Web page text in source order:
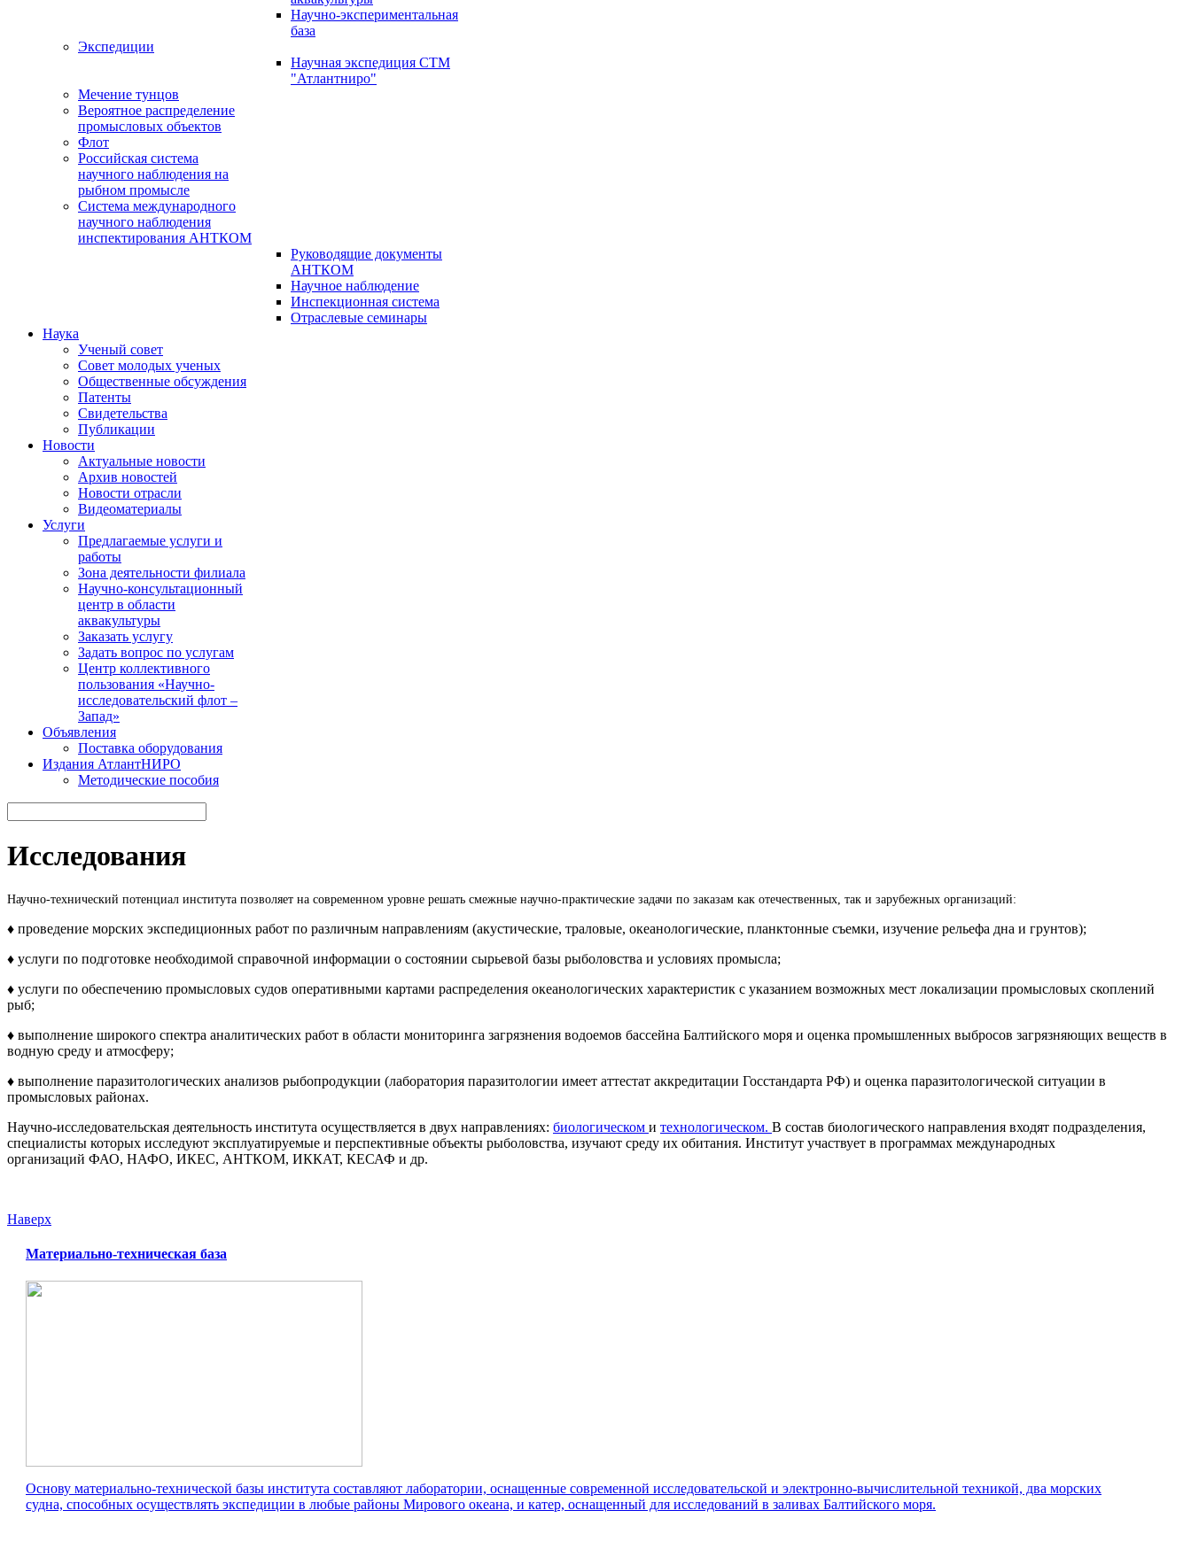
Научно-экспериментальная
база
Экспедиции
Научная экспедиция СТМ
"Атлантниро"
Мечение тунцов
Вероятное распределение
промысловых объектов
Флот
Российская система
научного наблюдения на
рыбном промысле
Система международного
научного наблюдения
инспектирования АНТКОМ
Руководящие документы
АНТКОМ
Научное наблюдение
Инспекционная система
Отраслевые семинары
Наука
Ученый совет
Совет молодых ученых
Общественные обсуждения
Патенты
Свидетельства
Публикации
Новости
Актуальные новости
Архив новостей
Новости отрасли
Видеоматериалы
Услуги
Предлагаемые услуги и
работы
Зона деятельности филиала
Научно-консультационный
центр в области
аквакультуры
Заказать услугу
Задать вопрос по услугам
Центр коллективного
пользования «Научно-
исследовательский флот –
Запад»
Объявления
Поставка оборудования
Издания АтлантНИРО
Методические пособия
Исследования
Научно-технический потенциал института позволяет на современном уровне решать смежные научно-практические задачи по заказам как отечественных, так и зарубежных организаций:
♦ проведение морских экспедиционных работ по различным направлениям (акустические, траловые, океанологические, планктонные съемки, изучение рельефа дна и грунтов);
♦ услуги по подготовке необходимой справочной информации о состоянии сырьевой базы рыболовства и условиях промысла;
♦ услуги по обеспечению промысловых судов оперативными картами распределения океанологических характеристик с указанием возможных мест локализации промысловых скоплений
рыб;
♦ выполнение широкого спектра аналитических работ в области мониторинга загрязнения водоемов бассейна Балтийского моря и оценка промышленных выбросов загрязняющих веществ в
водную среду и атмосферу;
♦ выполнение паразитологических анализов рыбопродукции (лаборатория паразитологии имеет аттестат аккредитации Госстандарта РФ) и оценка паразитологической ситуации в
промысловых районах.
Научно-исследовательская деятельность института осуществляется в двух направлениях: биологическом и технологическом. В состав биологического направления входят подразделения,
специалисты которых исследуют эксплуатируемые и перспективные объекты рыболовства, изучают среду их обитания. Институт участвует в программах международных
организаций ФАО, НАФО, ИКЕС, АНТКОМ, ИККАТ, КЕСАФ и др.
Наверх
Материально-техническая база
Основу материально-технической базы института составляют лаборатории, оснащенные современной исследовательской и электронно-вычислительной техникой, два морских
судна, способных осуществлять экспедиции в любые районы Мирового океана, и катер, оснащенный для исследований в заливах Балтийского моря.